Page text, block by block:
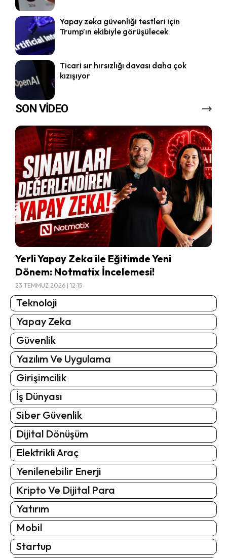
Yapay zeka güvenliği testleri için
Trump’ın ekibiyle görüşülecek
Ticari sır hırsızlığı davası daha çok
kızışıyor
SON VİDEO
Yerli Yapay Zeka ile Eğitimde Yeni
Dönem: Notmatix İncelemesi!
23 TEMMUZ 2026 | 12:15
Teknoloji
Yapay Zeka
Güvenlik
Yazılım Ve Uygulama
Girişimcilik
İş Dünyası
Siber Güvenlik
Dijital Dönüşüm
Elektrikli Araç
Yenilenebilir Enerji
Kripto Ve Dijital Para
Yatırım
Mobil
Startup